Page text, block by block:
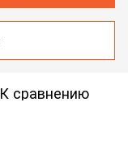
К сравнению